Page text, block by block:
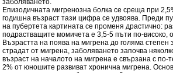
заболяването.
Епизодичната мигренозна болка се среща при
годишна възраст тази цифра се удвоява. Преди
на пубертета картината се променя драстично:
подрастващите момичета е 3,5-5 пъти по-високо,
Възрастта на поява на мигрена до голяма
страдат от мигрена, заболяването започва
възраст на началото на мигрена е свързана с
2% от юношите развиват хронична мигрена.